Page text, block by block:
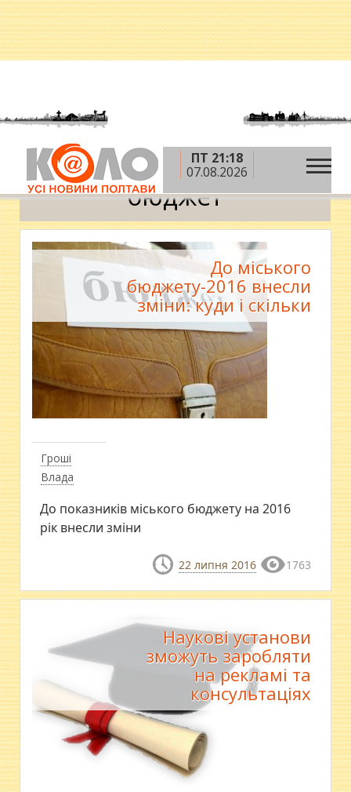
ПТ 21:18
07.08.2026
Головна » бюджет
бюджет
Гроші
Влада
До міського
бюджету-2016 внесли
зміни: куди і скільки
До показників міського бюджету на 2016
рік внесли зміни
22 липня 2016 1763
Наукові установи
зможуть заробляти
на рекламі та
консультаціях